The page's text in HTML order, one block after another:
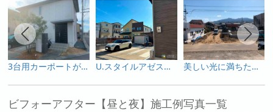
3台用カーポートがかっこいいエクステリア！ U.スタイルアゼストとアートボードが創る上質なファサード 美しい光に満ちたプライベートガーデン
ビフォーアフター【昼と夜】施工例写真一覧